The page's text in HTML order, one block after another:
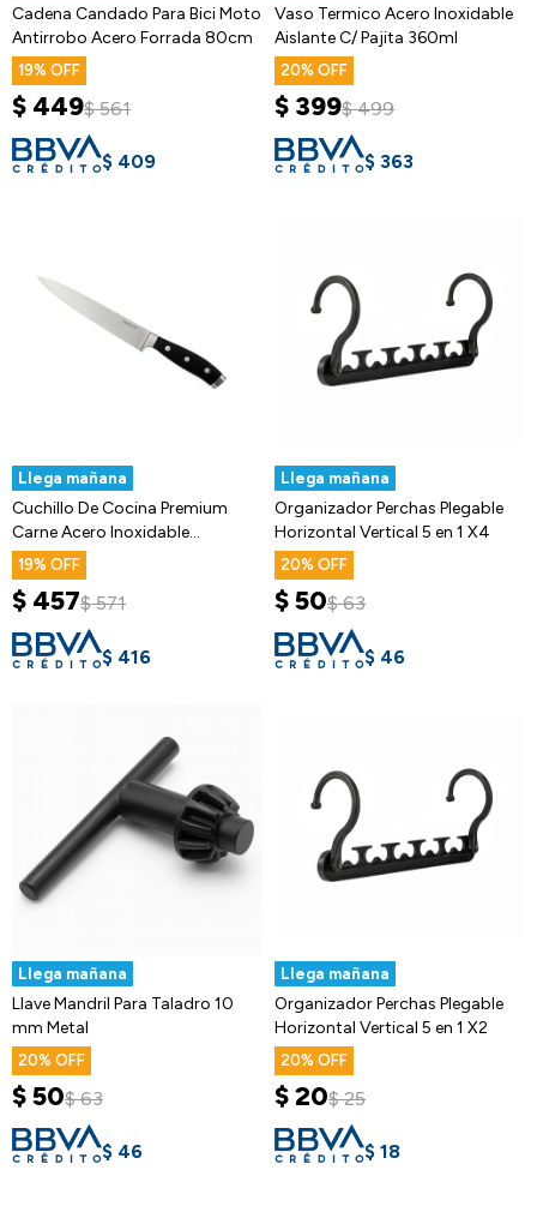
Cadena Candado Para Bici Moto
Antirrobo Acero Forrada 80cm
19
$ 449$ 561
$ 409
Vaso Termico Acero Inoxidable
Aislante C/ Pajita 360ml
20
$ 399$ 499
$ 363
Llega mañana
Cuchillo De Cocina Premium
Carne Acero Inoxidable
Resistente
19
$ 457$ 571
$ 416
Llega mañana
Organizador Perchas Plegable
Horizontal Vertical 5 en 1 X4
20
$50$ 63
$ 46
Llega mañana
Llave Mandril Para Taladro 10
mm Metal
20
$50$ 63
$ 46
Llega mañana
Organizador Perchas Plegable
Horizontal Vertical 5 en 1 X2
20
$20$ 25
$ 18